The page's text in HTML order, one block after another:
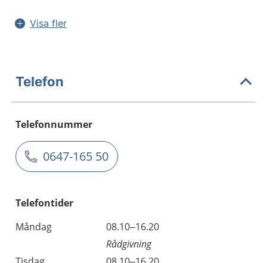
Visa fler
Telefon
Telefonnummer
0647-165 50
Telefontider
Måndag
08.10–16.20
Rådgivning